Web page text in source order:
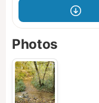
Photos